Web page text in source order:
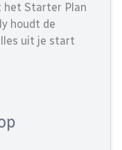
het Starter Plan
houdt de
uit je start